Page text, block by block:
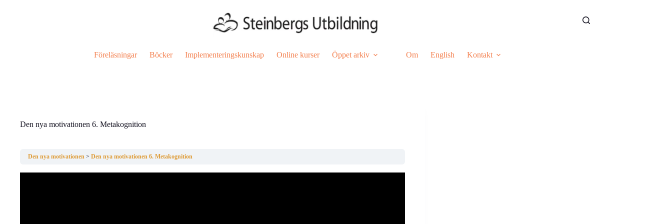
Föreläsningar Böcker Implementeringskunskap Online kurser Öppet arkiv Om English Kontakt
Den nya motivationen 6. Metakognition
Den nya motivationen Den nya motivationen 6. Metakognition